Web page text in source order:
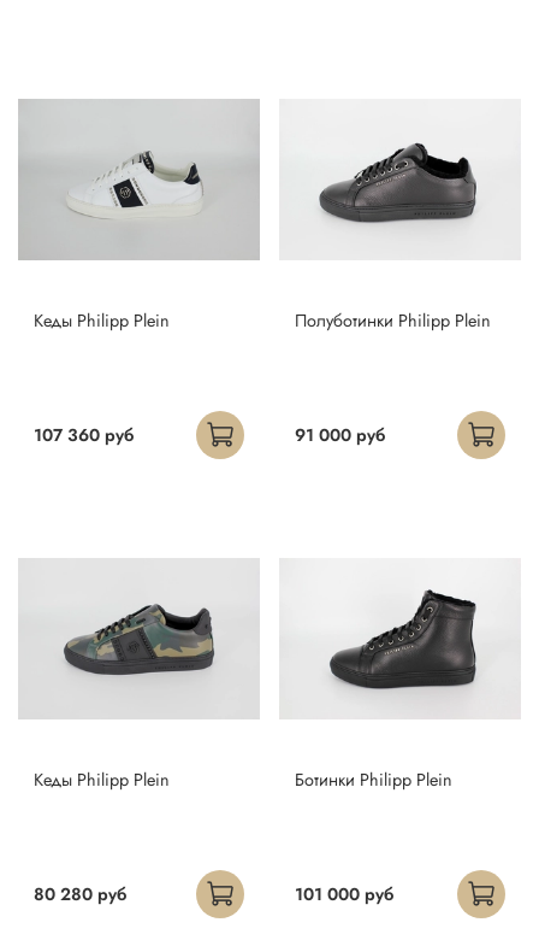
Кеды Philipp Plein
107 360 руб
Полуботинки Philipp Plein
91 000 руб
Кеды Philipp Plein
80 280 руб
Ботинки Philipp Plein
101 000 руб